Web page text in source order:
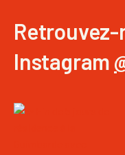
Retrouvez-
Instagram